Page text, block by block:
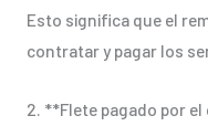
Esto significa que el
contratar y pagar los
2. **Flete pagado por